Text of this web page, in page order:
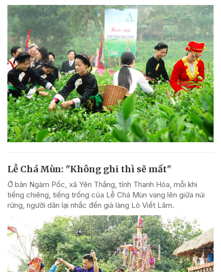
Lễ Chá Mùn: "Không ghi thì sẽ mất"
Ở bản Ngàm Pốc, xã Yên Thắng, tỉnh Thanh Hóa, mỗi khi
tiếng chiêng, tiếng trống của Lễ Chá Mùn vang lên giữa núi
rừng, người dân lại nhắc đến già làng Lò Viết Lâm.